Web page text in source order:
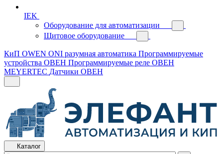
IEK
Оборудование для автоматизации
Щитовое оборудование
КиП OWEN ONI разумная автоматика Программируемые
устройства ОВЕН Программируемые реле ОВЕН
MEYERTEC Датчики ОВЕН
Каталог